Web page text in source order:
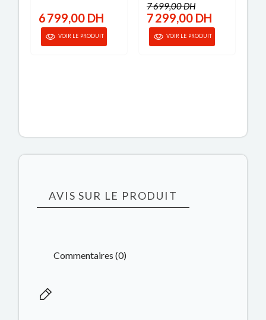
6 799,00 DH
VOIR LE PRODUIT
7 699,00 DH
7 299,00 DH
VOIR LE PRODUIT
AVIS SUR LE PRODUIT
Commentaires (0)